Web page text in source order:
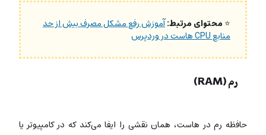
⭐محتوای مرتبط:آموزش رفع مشکل مصرف بیش از حد
منابع CPU هاست در وردپرس
رم (RAM)
حافظه رم در هاست، همان نقشی را ایفا می‌کند که در کامپیوتر یا